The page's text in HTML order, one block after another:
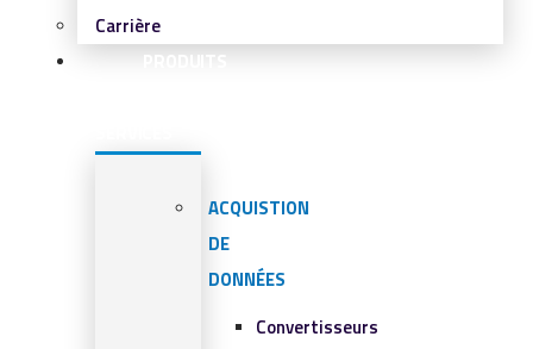
Carrière
PRODUITS
ACQUISTION
DE
DONNÉES
Convertisseurs